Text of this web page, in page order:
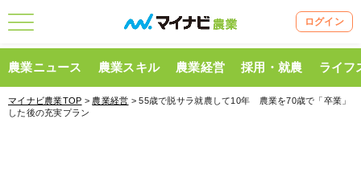
ログイン
農業ニュース 農業スキル 農業経営 採用・就農 ライフ
マイナビ農業TOP > 農業経営 > 55歳で脱サラ就農して10年 農業を70歳で「卒業」
した後の充実プラン